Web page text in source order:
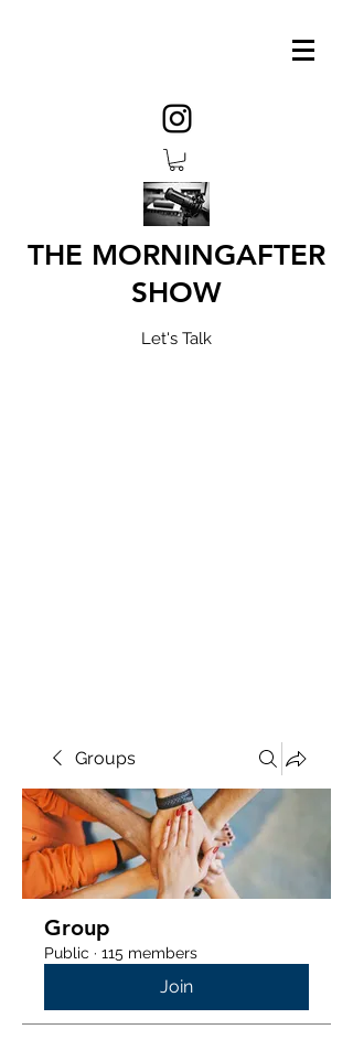
THE MORNINGAFTER
SHOW
Let's Talk
Groups
Group
Public · 115 members
Join